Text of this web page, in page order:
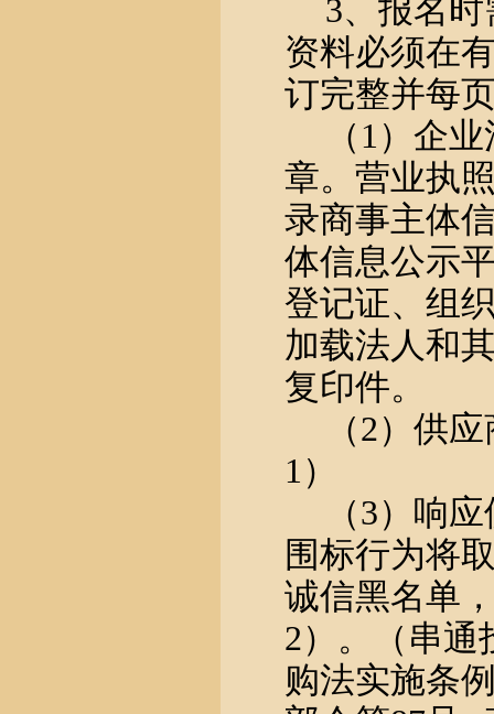
3、报名
资料必须在
订完整并每
（ 1）企
章。营业执
录商事主体
体信息公示
登记证、组
加载法人和
复印件。
（2）供
1）
（3）响
围标行为将
诚信黑名单
2）。（串通
购法实施条